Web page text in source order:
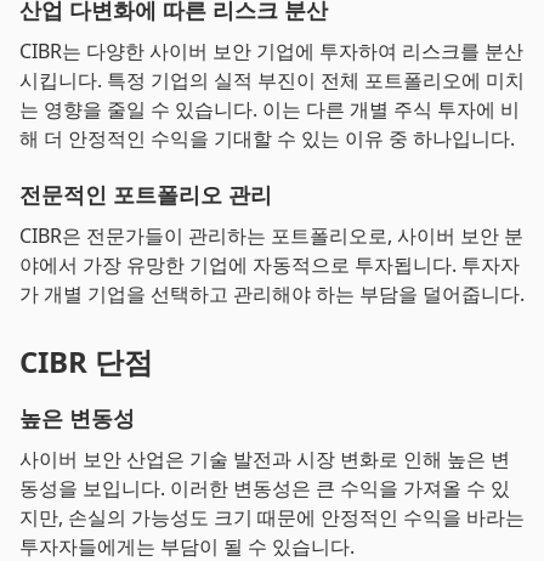
산업 다변화에 따른 리스크 분산
CIBR는 다양한 사이버 보안 기업에 투자하여 리스크를 분산
시킵니다. 특정 기업의 실적 부진이 전체 포트폴리오에 미치
는 영향을 줄일 수 있습니다. 이는 다른 개별 주식 투자에 비
해 더 안정적인 수익을 기대할 수 있는 이유 중 하나입니다.
전문적인 포트폴리오 관리
CIBR은 전문가들이 관리하는 포트폴리오로, 사이버 보안 분
야에서 가장 유망한 기업에 자동적으로 투자됩니다. 투자자
가 개별 기업을 선택하고 관리해야 하는 부담을 덜어줍니다.
CIBR 단점
높은 변동성
사이버 보안 산업은 기술 발전과 시장 변화로 인해 높은 변
동성을 보입니다. 이러한 변동성은 큰 수익을 가져올 수 있
지만, 손실의 가능성도 크기 때문에 안정적인 수익을 바라는
투자자들에게는 부담이 될 수 있습니다.